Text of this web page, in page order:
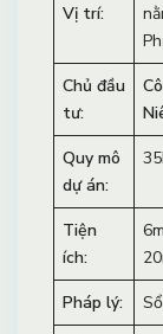
Vị trí:
Chủ đầu
tư:
Quy mô
dự án:
Tiện
ích:
Pháp lý: